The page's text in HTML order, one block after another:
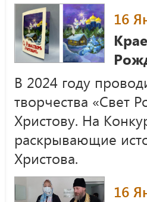
16
В 2024 году
творчества «Свет
Христову. На
раскрывающие
Христова.
16